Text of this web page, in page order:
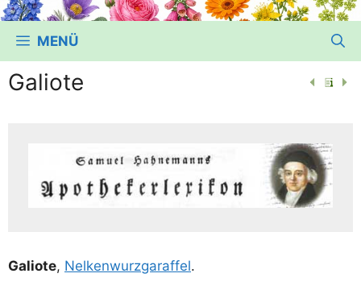
MENÜ
Galiote
Gali­o­te, Nel­ken­wurz­ga­raf­fel.